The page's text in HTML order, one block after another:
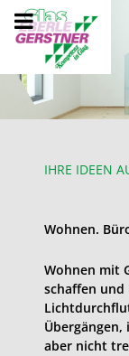
IHRE IDEEN
Wohnen.
Wohnen mit
schaffen und
aber nicht